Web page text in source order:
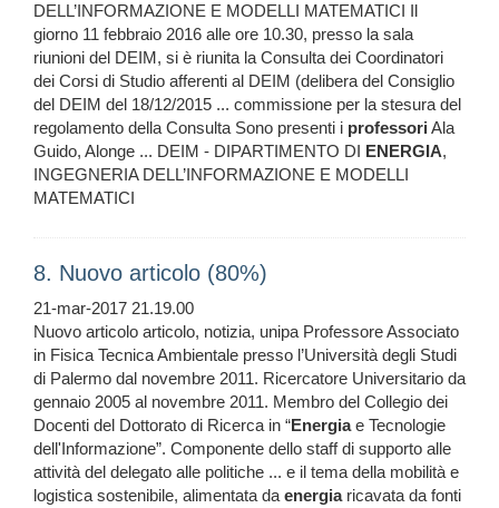
DELL’INFORMAZIONE E MODELLI MATEMATICI Il
giorno 11 febbraio 2016 alle ore 10.30, presso la sala
riunioni del DEIM, si è riunita la Consulta dei Coordinatori
dei Corsi di Studio afferenti al DEIM (delibera del Consiglio
del DEIM del 18/12/2015 ... commissione per la stesura del
regolamento della Consulta Sono presenti i professori Ala
Guido, Alonge ... DEIM - DIPARTIMENTO DI ENERGIA,
INGEGNERIA DELL’INFORMAZIONE E MODELLI
MATEMATICI
8. Nuovo articolo (80%)
21-mar-2017 21.19.00
Nuovo articolo articolo, notizia, unipa Professore Associato
in Fisica Tecnica Ambientale presso l’Università degli Studi
di Palermo dal novembre 2011. Ricercatore Universitario da
gennaio 2005 al novembre 2011. Membro del Collegio dei
Docenti del Dottorato di Ricerca in “Energiae Tecnologie
dell'Informazione”. Componente dello staff di supporto alle
attività del delegato alle politiche ... e il tema della mobilità e
logistica sostenibile, alimentata daenergiaricavata da fonti